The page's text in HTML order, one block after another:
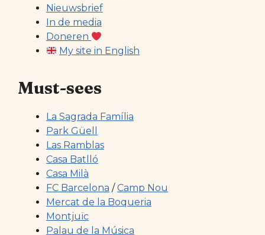
Nieuwsbrief
In de media
Doneren
My site in English
Must-sees
La Sagrada Família
Park Güell
Las Ramblas
Casa Batlló
Casa Milà
FC Barcelona /Camp Nou
Mercat de la Boqueria
Montjuïc
Palau de la Música